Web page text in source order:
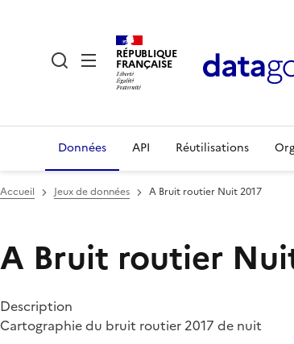
RÉPUBLIQUE
FRANÇAISE
Données API Réutilisations
Accueil Jeux de données A Bruit routier Nuit 2017
A Bruit routier
Description
Cartographie du bruit routier 2017 de nuit